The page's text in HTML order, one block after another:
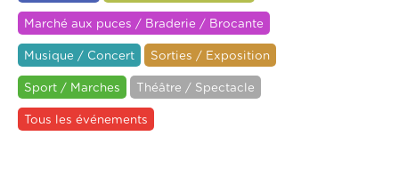
Marché aux puces / Braderie / Brocante
Musique / Concert Sorties / Exposition
Sport / Marches Théâtre / Spectacle
Tous les événements